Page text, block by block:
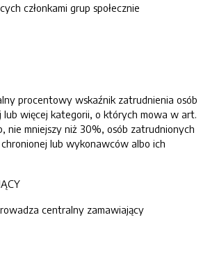
członkami grup społecznie
procentowy wskaźnik zatrudnienia osób
lub więcej kategorii, o których mowa w art.
nie mniejszy niż 30%, osób zatrudnionych
lub wykonawców albo ich
centralny zamawiający